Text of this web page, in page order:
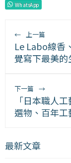
WhatsApp
← 上一篇
Le Labo線香
覺寫下最美
下一篇 →
「日本職人
選物、百年工
最新文章